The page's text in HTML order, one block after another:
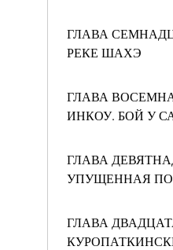
ГЛАВА
РЕКЕ ШАХЭ
ГЛАВА
ИНКОУ. БОЙ У
ГЛАВА
УПУЩЕННАЯ
ГЛАВА